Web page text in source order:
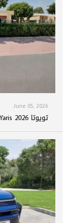
June 05, 2026
تويوتا GR Yaris 2026 تصل إلى الإمارات: سيارة راليات حقيقية ...